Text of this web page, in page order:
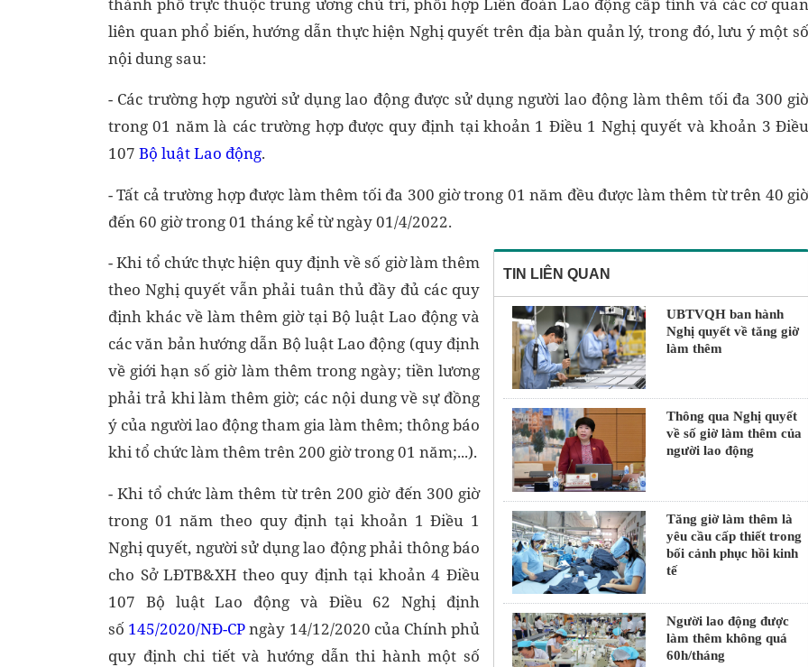
liên quan phổ biến, hướng dẫn thực hiện Nghị quyết trên địa bàn quản lý, trong đó, lưu ý một số
nội dung sau:
- Các trường hợp người sử dụng lao động được sử dụng người lao động làm thêm tối đa 300 giờ
trong 01 năm là các trường hợp được quy định tại khoản 1 Điều 1 Nghị quyết và khoản 3 Điều
107 Bộ luật Lao động.
- Tất cả trường hợp được làm thêm tối đa 300 giờ trong 01 năm đều được làm thêm từ trên 40 giờ
đến 60 giờ trong 01 tháng kể từ ngày 01/4/2022.
TIN LIÊN QUAN
UBTVQH ban hành
Nghị quyết về tăng giờ
làm thêm
Thông qua Nghị quyết
về số giờ làm thêm của
người lao động
Tăng giờ làm thêm là
yêu cầu cấp thiết trong
bối cảnh phục hồi kinh
tế
Người lao động được
làm thêm không quá
60h/tháng
- Khi tổ chức thực hiện quy định về số giờ làm thêm
theo Nghị quyết vẫn phải tuân thủ đầy đủ các quy
định khác về làm thêm giờ tại Bộ luật Lao động và
các văn bản hướng dẫn Bộ luật Lao động (quy định
về giới hạn số giờ làm thêm trong ngày; tiền lương
phải trả khi làm thêm giờ; các nội dung về sự đồng
ý của người lao động tham gia làm thêm; thông báo
khi tổ chức làm thêm trên 200 giờ trong 01 năm;...).
- Khi tổ chức làm thêm từ trên 200 giờ đến 300 giờ
trong 01 năm theo quy định tại khoản 1 Điều 1
Nghị quyết, người sử dụng lao động phải thông báo
cho Sở LĐTB&XH theo quy định tại khoản 4 Điều
107 Bộ luật Lao động và Điều 62 Nghị định
số 145/2020/NĐ-CPngày 14/12/2020 của Chính phủ
quy định chi tiết và hướng dẫn thi hành một số